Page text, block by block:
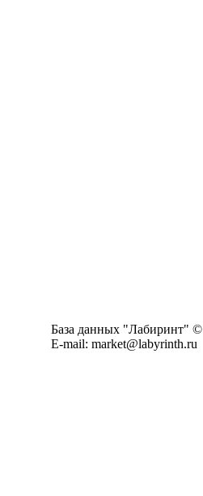
База данных "Лабиринт" ©
E-mail: market@labyrinth.ru